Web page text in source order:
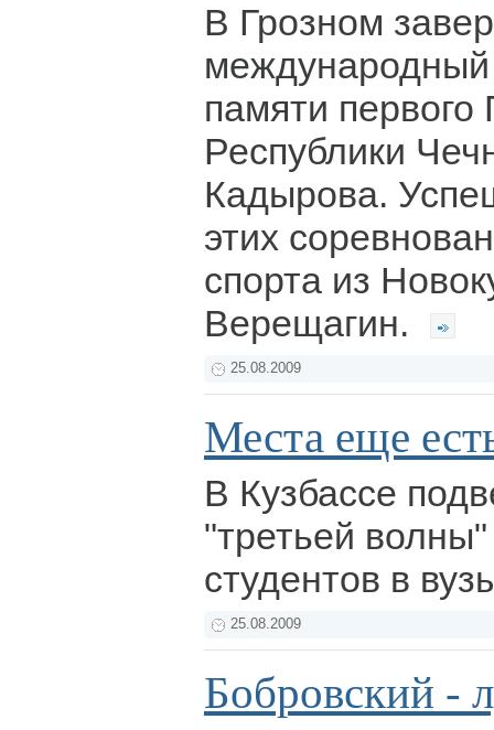
В Грозном
международный
памяти первого
Республики
Кадырова.
этих
спорта из
Верещагин.
25.08.2009
Места еще
В Кузбассе
"третьей
студентов в
25.08.2009
Бобровский -